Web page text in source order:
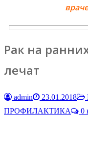
Рак на
лечат
admin 23.01.2018
ПРОФИЛАКТИКА
0